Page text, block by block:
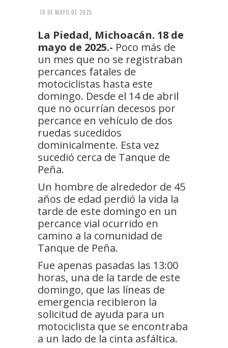
18 DE MAYO DE 2025
La Piedad, Michoacán. 18 de
mayo de 2025.- Poco más de
un mes que no se registraban
percances fatales de
motociclistas hasta este
domingo. Desde el 14 de abril
que no ocurrían decesos por
percance en vehículo de dos
ruedas sucedidos
dominicalmente. Esta vez
sucedió cerca de Tanque de
Peña.
Un hombre de alrededor de 45
años de edad perdió la vida la
tarde de este domingo en un
percance vial ocurrido en
camino a la comunidad de
Tanque de Peña.
Fue apenas pasadas las 13:00
horas, una de la tarde de este
domingo, que las líneas de
emergencia recibieron la
solicitud de ayuda para un
motociclista que se encontraba
a un lado de la cinta asfáltica.